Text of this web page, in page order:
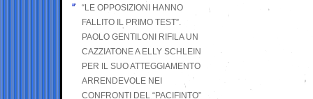
“LE OPPOSIZIONI HANNO
FALLITO IL PRIMO TEST”.
PAOLO GENTILONI RIFILA UN
CAZZIATONE A ELLY SCHLEIN
PER IL SUO ATTEGGIAMENTO
ARRENDEVOLE NEI
CONFRONTI DEL “PACIFINTO”